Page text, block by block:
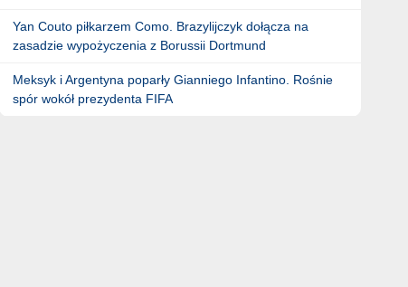
Yan Couto piłkarzem Como. Brazylijczyk dołącza na
zasadzie wypożyczenia z Borussii Dortmund
Meksyk i Argentyna poparły Gianniego Infantino. Rośnie
spór wokół prezydenta FIFA